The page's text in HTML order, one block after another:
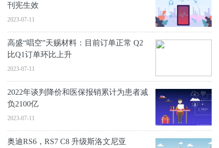
刊宪生效
2023-07-11
高盛“唱空”天赐材料：目前订单正常 Q2
比Q1订单环比上升
2023-07-11
2022年谈判降价和医保报销累计为患者减
负2100亿
2023-07-11
奥迪RS6，RS7 C8 升级斯洛文尼亚